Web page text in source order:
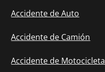
Accidente de Auto
Accidente de Camión
Accidente de Motocicleta